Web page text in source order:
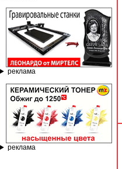
реклама
реклама